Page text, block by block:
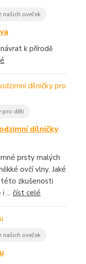
našich oveček
k přírodě
pro děti
dílničky
prsty malých
ovčí vlny. Jaké
zkušenosti
... číst celé
našich oveček